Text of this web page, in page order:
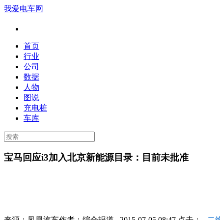
我爱电车网
首页
行业
公司
数据
人物
图说
充电桩
车库
宝马回应i3加入北京新能源目录：目前未批准